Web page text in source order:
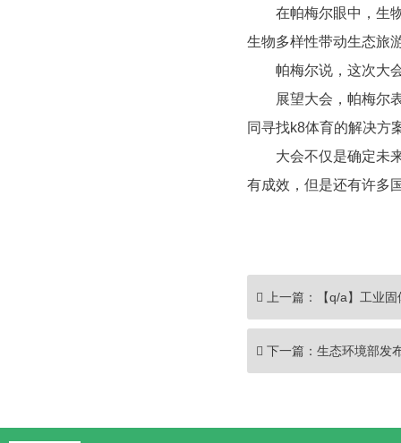
在帕梅尔眼中，生物
生物多样性带动生态旅
帕梅尔说，这次大会
展望大会，帕梅尔表
同寻找k8体育的解决方
大会不仅是确定未来
有成效，但是还有许多
上一篇： 【q/a】工业
下一篇： 生态环境部发